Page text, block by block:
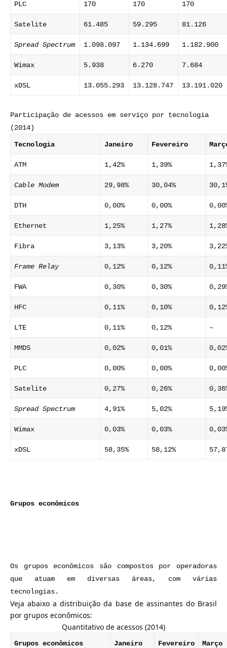
PLC 170 170 170
Satelite 61.485 59.295 81.126
Spread Spectrum 1.098.097 1.134.699 1.182.900
Wimax 5.938 6.270 7.684
xDSL 13.055.293 13.128.747 13.191.020
Participação de acessos em serviço por tecnologia
(2014)
Tecnologia Janeiro Fevereiro
ATM 1,42% 1,39%
Cable Modem 29,98% 30,04%
DTH 0,00% 0,00%
Ethernet 1,25% 1,27%
Fibra 3,13% 3,20%
Frame Relay 0,12% 0,12%
FWA 0,30% 0,30%
HFC 0,11% 0,10%
LTE 0,11% 0,12% –
MMDS 0,02% 0,01%
PLC 0,00% 0,00%
Satelite 0,27% 0,26%
Spread Spectrum 4,91% 5,02%
Wimax 0,03% 0,03%
xDSL 58,35% 58,12%
Grupos econômicos
Os grupos econômicos são compostos por operadoras
que atuam em diversas áreas, com várias
tecnologias.
Veja abaixo a distribuição da base de assinantes do Brasil
por grupos econômicos:
Quantitativo de acessos (2014)
Grupos econômicos Janeiro Fevereiro Março